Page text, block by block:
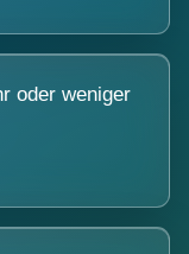
oder weniger